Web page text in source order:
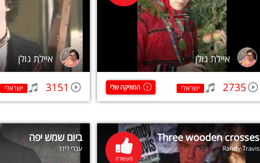
איילת גולן
2735 ישראלי המוזיקה שלי
איילת גולן
3151 ישראלי
Three wooden crosses
Randy Travis
מעשירה
ביום שמש יפה
עברי לידר